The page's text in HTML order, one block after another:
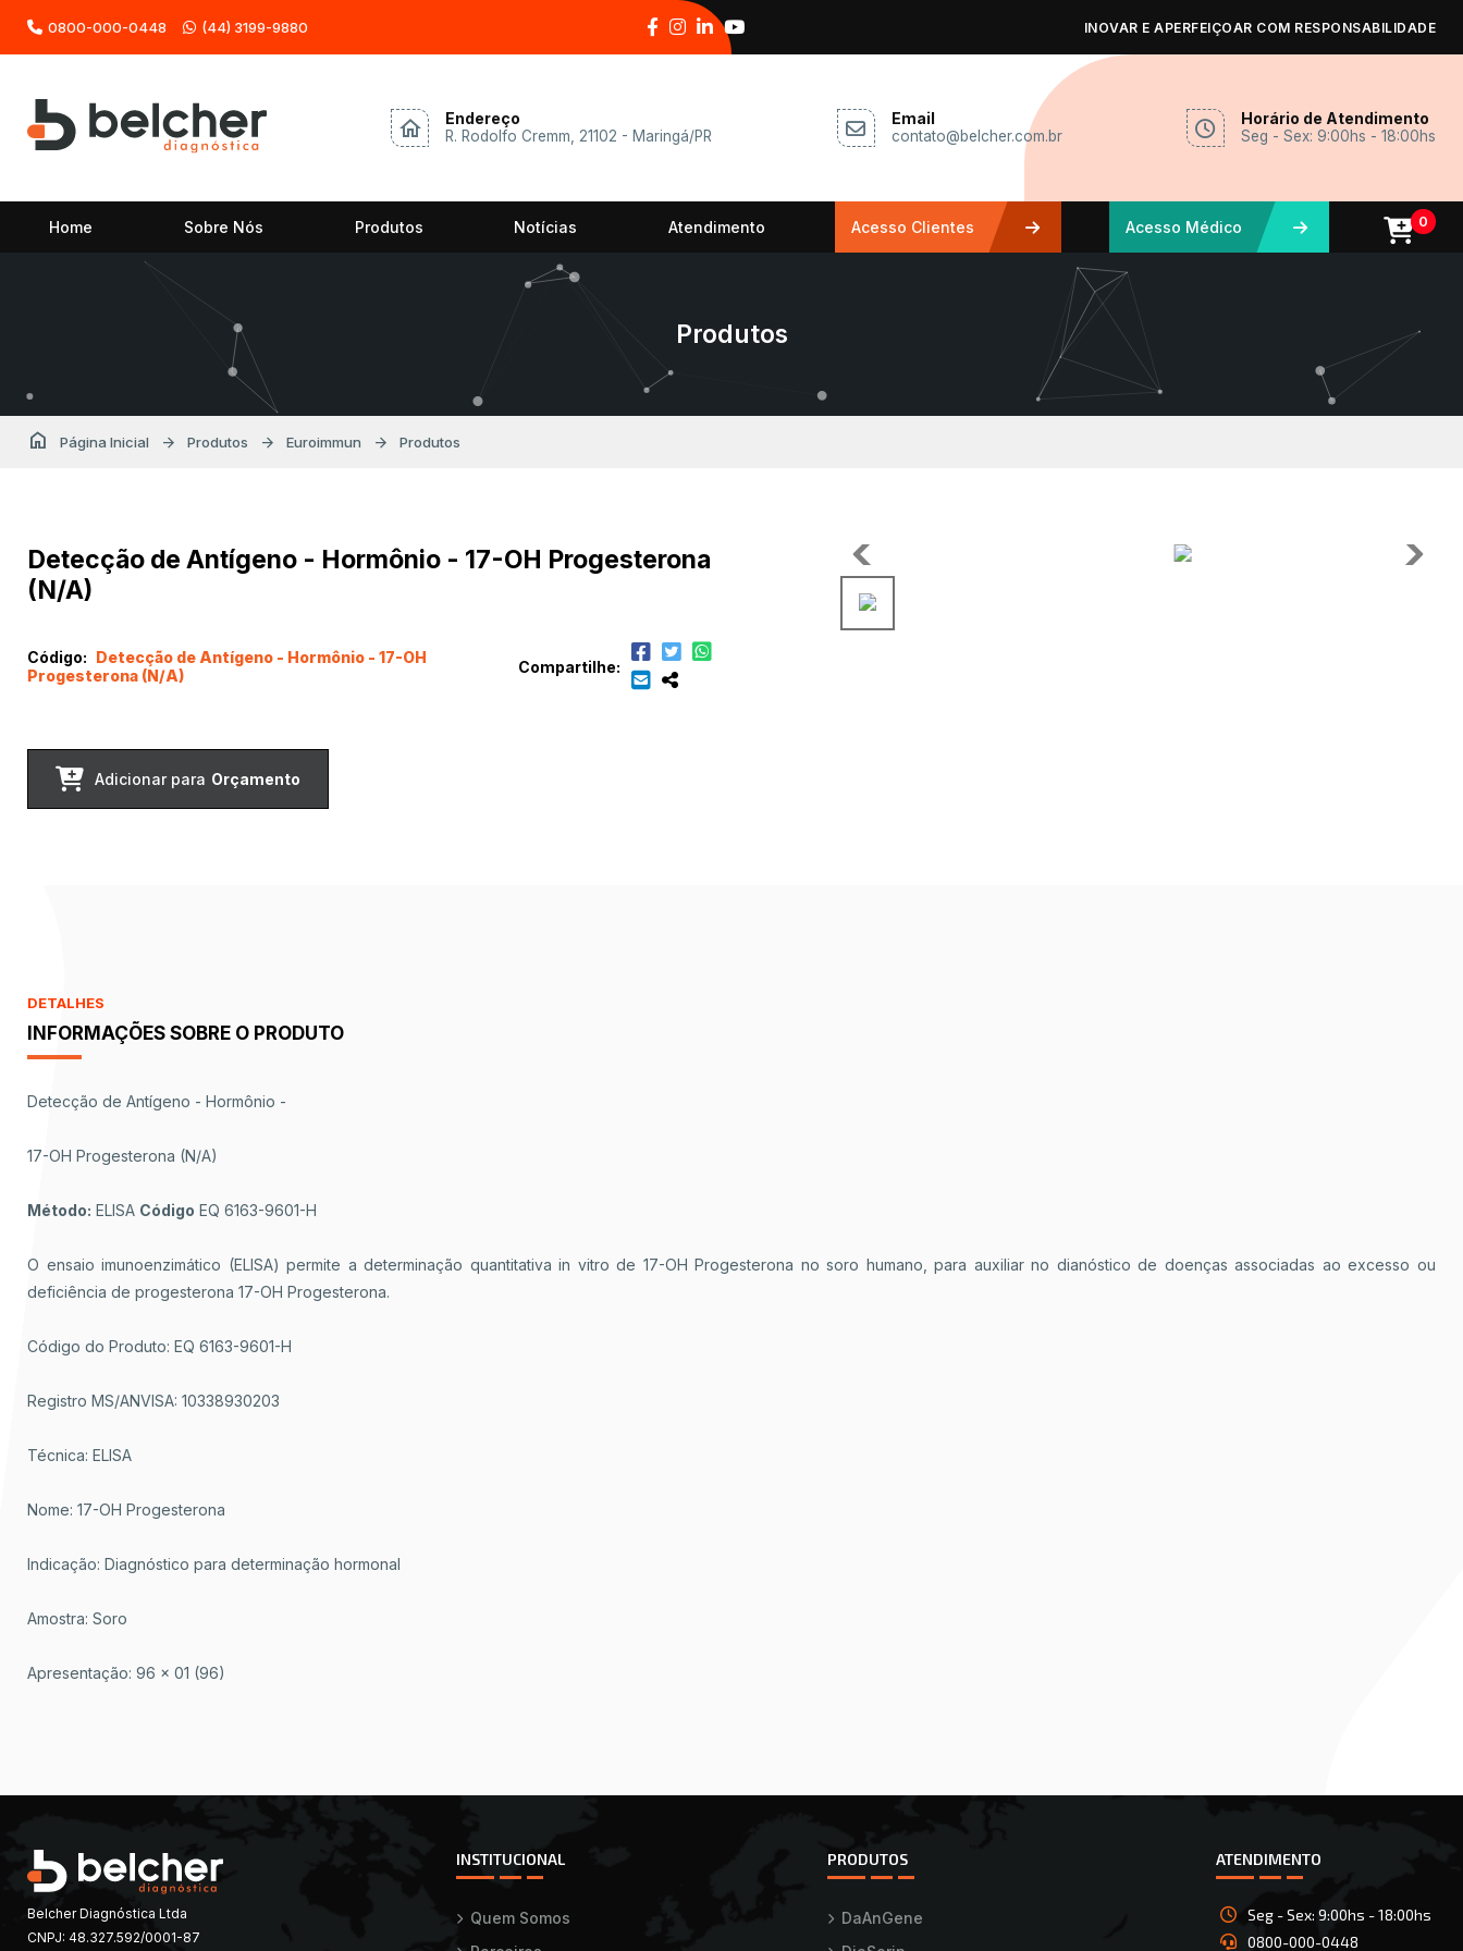
0800-000-0448 (44) 3199-9880 INOVAR E APERFEIÇOAR COM RESPONSABILIDADE
home Endereço
R. Rodolfo Cremm, 21102 - Maringá/PR
Email
contato@belcher.com.br
Horário de Atendimento
Seg - Sex: 9:00hs - 18:00hs
Home Sobre Nós Produtos Notícias Atendimento Acesso Clientes Acesso Médico 0
Produtos
home Página Inicial arrow_forward Produtos arrow_forward Euroimmun arrow_forward Produtos
Detecção de Antígeno - Hormônio - 17-OH Progesterona
(N/A)
Código: Detecção de Antígeno - Hormônio - 17-OH
Progesterona (N/A)
Compartilhe:
Adicionar para Orçamento
DETALHES
INFORMAÇÕES SOBRE O PRODUTO
Detecção de Antígeno - Hormônio -
17-OH Progesterona (N/A)
Método: ELISA Código EQ 6163-9601-H
O ensaio imunoenzimático (ELISA) permite a determinação quantitativa in vitro de 17-OH Progesterona no soro humano, para auxiliar no dianóstico de doenças associadas ao excesso ou
deficiência de progesterona 17-OH Progesterona.
Código do Produto: EQ 6163-9601-H
Registro MS/ANVISA: 10338930203
Técnica: ELISA
Nome: 17-OH Progesterona
Indicação: Diagnóstico para determinação hormonal
Amostra: Soro
Apresentação: 96 x 01 (96)
Belcher Diagnóstica Ltda
CNPJ: 48.327.592/0001-87
INSTITUCIONAL
Quem Somos
PRODUTOS
DaAnGene
ATENDIMENTO
Seg - Sex: 9:00hs - 18:00hs
0800-000-0448